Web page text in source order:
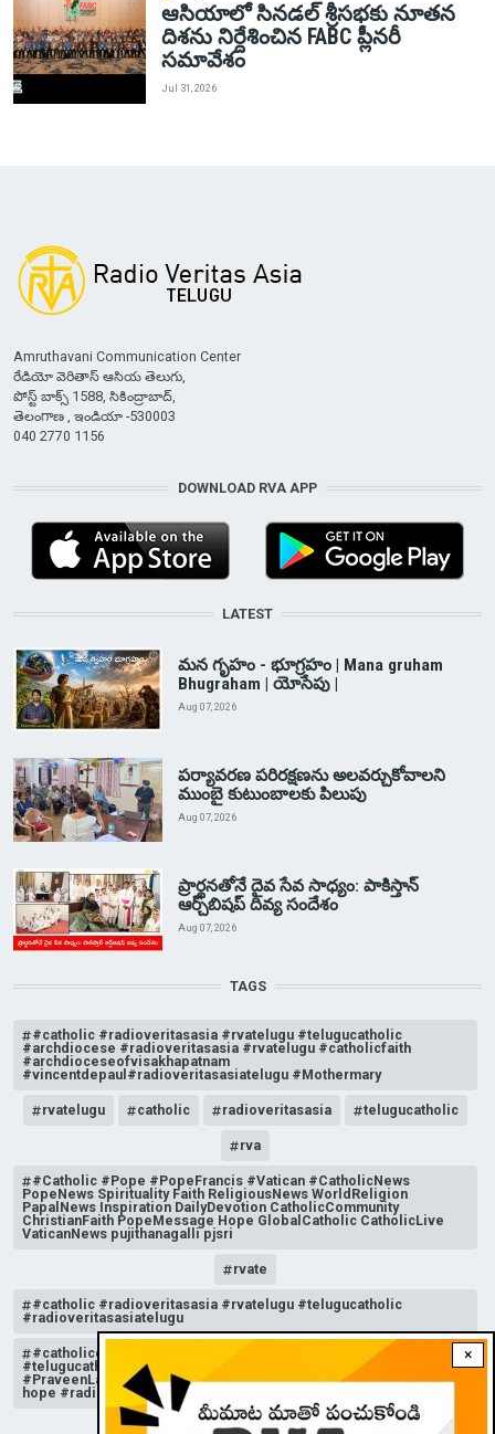
ఆసియాలో సినడల్ శ్రీసభకు నూతన
దిశను నిర్దేశించిన FABC ప్లీనరీ
సమావేశం
Jul 31, 2026
×
Amruthavani Communication Center
రేడియో వెరితాస్ ఆసియ తెలుగు,
పోస్ట్ బాక్స్ 1588, సికింద్రాబాద్,
తెలంగాణ , ఇండియా -530003
040 2770 1156
DOWNLOAD RVA APP
LATEST
మన గృహం - భూగ్రహం | Mana gruham
Bhugraham | యోసేపు |
Aug 07, 2026
పర్యావరణ పరిరక్షణను అలవర్చుకోవాలని
ముంబై కుటుంబాలకు పిలుపు
Aug 07, 2026
ప్రార్థనతోనే దైవ సేవ సాధ్యం: పాకిస్తాన్‌
ఆర్చ్‌బిషప్ దివ్య సందేశం
Aug 07, 2026
TAGS
#catholic #radioveritasasia #rvatelugu #telugucatholic
#archdiocese #radioveritasasia #rvatelugu #catholicfaith
#archdioceseofvisakhapatnam
#vincentdepaul#radioveritasasiatelugu #Mothermary
rvatelugu catholic radioveritasasia telugucatholic
rva
#Catholic #Pope #PopeFrancis #Vatican #CatholicNews
PopeNews Spirituality Faith ReligiousNews WorldReligion
PapalNews Inspiration DailyDevotion CatholicCommunity
ChristianFaith PopeMessage Hope GlobalCatholic CatholicLive
VaticanNews pujithanagalli pjsri
rvate
#catholic #radioveritasasia #rvatelugu #telugucatholic
#radioveritasasiatelugu
#catholicchurchnews #catholictelugu #telugucatholic
#telugucatholicchurch #radioveritasasia #rvatelugu
#PraveenLakkisetti #reflection #advent #christmas #messageof
hope #radioveritas #rvatelugu #viral #insta